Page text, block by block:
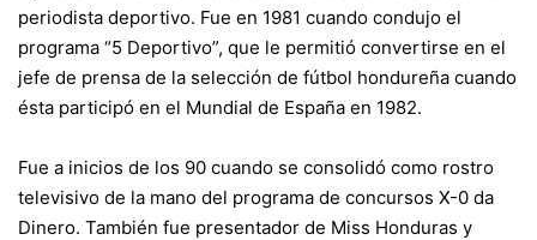
periodista deportivo. Fue en 1981 cuando condujo el
programa “5 Deportivo”, que le permitió convertirse en el
jefe de prensa de la selección de fútbol hondureña cuando
ésta participó en el Mundial de España en 1982.
Fue a inicios de los 90 cuando se consolidó como rostro
televisivo de la mano del programa de concursos X-0 da
Dinero. También fue presentador de Miss Honduras y